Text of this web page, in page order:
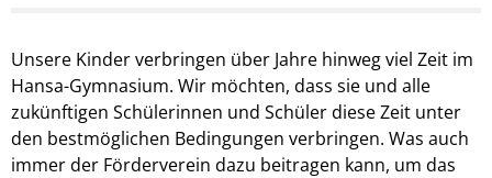
Unsere Kinder verbringen über Jahre hinweg viel Zeit im
Hansa-Gymnasium. Wir möchten, dass sie und alle
zukünftigen Schülerinnen und Schüler diese Zeit unter
den bestmöglichen Bedingungen verbringen. Was auch
immer der Förderverein dazu beitragen kann, um das